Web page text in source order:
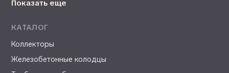
Показать еще
КАТАЛОГ
Коллекторы
Железобетонные колодцы